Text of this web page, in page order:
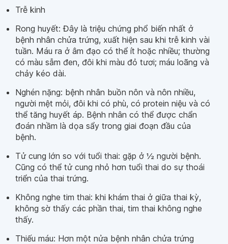
Trễ kinh
Rong huyết: Đây là triệu chứng phổ biến nhất ở
bệnh nhân chửa trứng, xuất hiện sau khi trễ kinh vài
tuần. Máu ra ở âm đạo có thể ít hoặc nhiều; thường
có màu sẫm đen, đôi khi màu đỏ tươi; máu loãng và
chảy kéo dài.
Nghén nặng: bệnh nhân buồn nôn và nôn nhiều,
người mệt mỏi, đôi khi có phù, có protein niệu và có
thể tăng huyết áp. Bệnh nhân có thể được chẩn
đoán nhầm là dọa sẩy trong giai đoạn đầu của
bệnh.
Tử cung lớn so với tuổi thai: gặp ở ½ người bệnh.
Cũng có thể tử cung nhỏ hơn tuổi thai do sự thoái
triển của thai trứng.
Không nghe tim thai: khi khám thai ở giữa thai kỳ,
không sờ thấy các phần thai, tim thai không nghe
thấy.
Thiếu máu: Hơn một nửa bệnh nhân chửa trứng